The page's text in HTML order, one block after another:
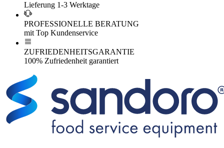
Lieferung 1-3 Werktage
PROFESSIONELLE BERATUNG
mit Top Kundenservice
ZUFRIEDENHEITSGARANTIE
100% Zufriedenheit garantiert